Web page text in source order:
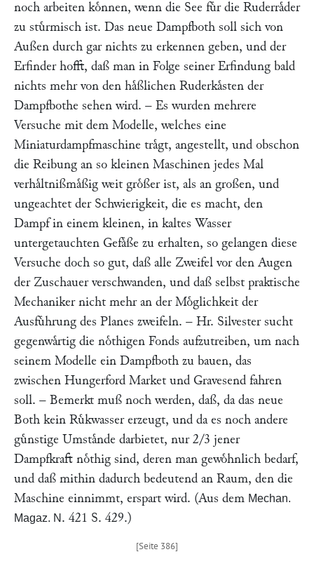
noch arbeiten koͤnnen, wenn die See fuͤr die Ruderraͤder
zu stuͤrmisch ist. Das neue Dampfboth soll sich von
Außen durch gar nichts zu erkennen geben, und der
Erfinder hofft, daß man in Folge seiner Erfindung bald
nichts mehr von den haͤßlichen Ruderkaͤsten der
Dampfbothe sehen wird. – Es wurden mehrere
Versuche mit dem Modelle, welches eine
Miniaturdampfmaschine traͤgt, angestellt, und obschon
die Reibung an so kleinen Maschinen jedes Mal
verhaͤltnißmaͤßig weit groͤßer ist, als an großen, und
ungeachtet der Schwierigkeit, die es macht, den
Dampf in einem kleinen, in kaltes Wasser
untergetauchten Gefaͤße zu erhalten, so gelangen diese
Versuche doch so gut, daß alle Zweifel vor den Augen
der Zuschauer verschwanden, und daß selbst praktische
Mechaniker nicht mehr an der Moͤglichkeit der
Ausfuͤhrung des Planes zweifeln. – Hr. Silvestersucht
gegenwaͤrtig die noͤthigen Fonds aufzutreiben, um nach
seinem Modelle ein Dampfboth zu bauen, das
zwischen Hungerford Market und Gravesend fahren
soll. – Bemerkt muß noch werden, daß, da das neue
Both kein Ruͤkwasser erzeugt, und da es noch andere
guͤnstige Umstaͤnde darbietet, nur 2/3 jener
Dampfkraft noͤthig sind, deren man gewoͤhnlich bedarf,
und daß mithin dadurch bedeutend an Raum, den die
Maschine einnimmt, erspart wird. (Aus dem Mechan.
Magaz. N . 421 S. 429.)